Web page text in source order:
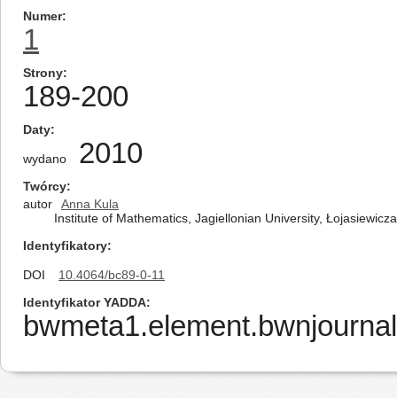
Numer
1
Strony
189-200
Daty
wydano 2010
Twórcy
autor
Anna Kula
Institute of Mathematics, Jagiellonian University,
Identyfikatory
DOI
10.4064/bc89-0-11
Identyfikator YADDA